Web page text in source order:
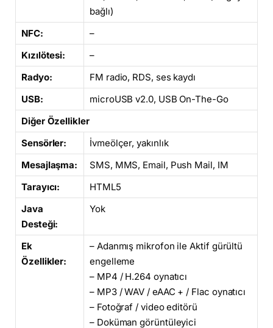
bağlı)
NFC:
–
Kızılötesi:
–
Radyo:
FM radio, RDS, ses kaydı
USB:
microUSB v2.0, USB On-The-Go
Diğer Özellikler
Sensörler:
İvmeölçer, yakınlık
Mesajlaşma:
SMS, MMS, Email, Push Mail, IM
Tarayıcı:
HTML5
Java
Desteği:
Yok
Ek
Özellikler:
– Adanmış mikrofon ile Aktif gürültü
engelleme
– MP4 / H.264 oynatıcı
– MP3 / WAV / eAAC + / Flac oynatıcı
– Fotoğraf / video editörü
– Doküman görüntüleyici